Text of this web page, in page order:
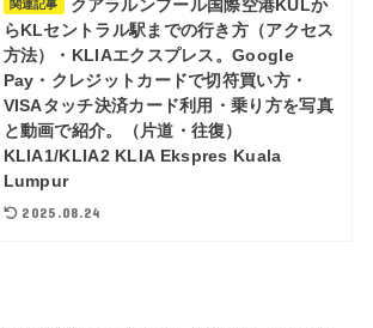
関連記事
クアラルンプール国際空港KULか
らKLセントラル駅までの行き方（アクセス
方法）・KLIAエクスプレス。Google
Pay・クレジットカードで切符買い方・
VISAタッチ決済カード利用・乗り方を写真
と動画で紹介。（片道・往復）
KLIA1/KLIA2 KLIA Ekspres Kuala
Lumpur
2025.08.24